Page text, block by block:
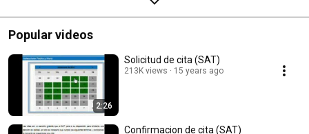
Popular videos
2:26
Solicitud de cita (SAT)
213K views 15 years ago
Confirmacion de cita (SAT)